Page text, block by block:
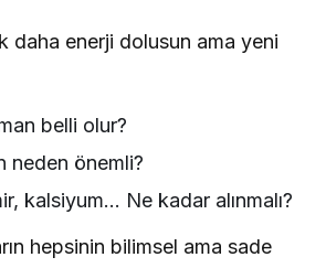
daha enerji dolusun ama yeni
belli olur?
neden önemli?
kalsiyum… Ne kadar alınmalı?
hepsinin bilimsel ama sade